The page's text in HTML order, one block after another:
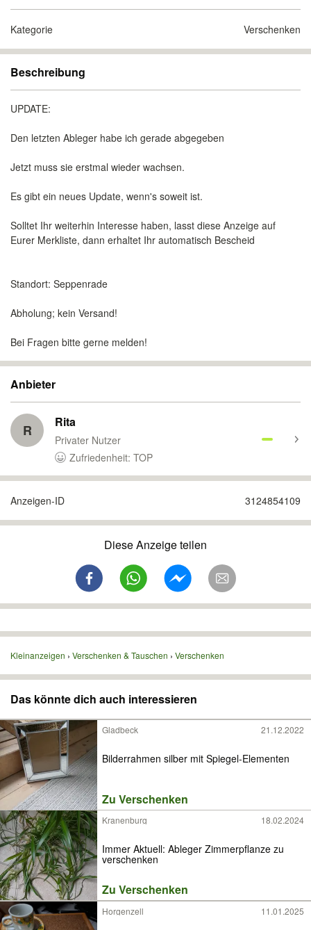
Kategorie Verschenken
Beschreibung
UPDATE:
Den letzten Ableger habe ich gerade abgegeben
Jetzt muss sie erstmal wieder wachsen.
Es gibt ein neues Update, wenn's soweit ist.
Solltet Ihr weiterhin Interesse haben, lasst diese Anzeige auf
Eurer Merkliste, dann erhaltet Ihr automatisch Bescheid
Standort: Seppenrade
Abholung; kein Versand!
Bei Fragen bitte gerne melden!
Anbieter
R Rita
Privater Nutzer
Zufriedenheit: TOP
Anzeigen-ID 3124854109
Diese Anzeige teilen
Kleinanzeigen Verschenken & Tauschen Verschenken
Das könnte dich auch interessieren
Gladbeck 21.12.2022
Bilderrahmen silber mit Spiegel-Elementen
Zu Verschenken
Kranenburg 18.02.2024
Immer Aktuell: Ableger Zimmerpflanze zu
verschenken
Zu Verschenken
Horgenzell 11.01.2025